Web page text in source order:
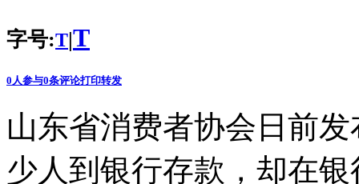
字号:T|T
0 人参与0条评论打印转发
山东省消费者协会日前
少人到银行存款，却在